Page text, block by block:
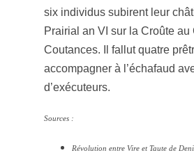
six individus subirent leur
Prairial an VI sur la Croûte au
Coutances. Il fallut quatre
accompagner à l’échafaud
d’exécuteurs.
Sources :
Révolution entre Vire et Taute de